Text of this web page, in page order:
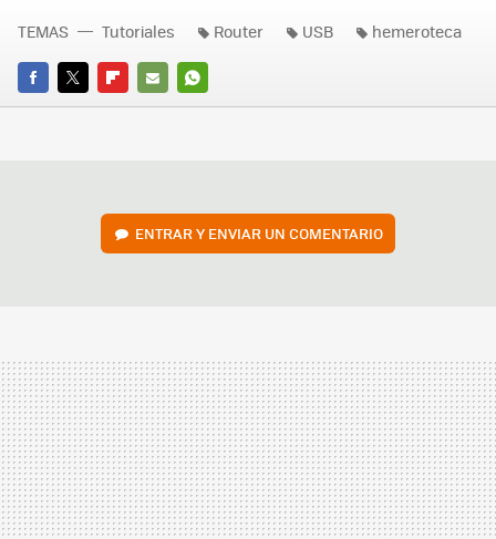
FACEBOOK
TWITTERFLIPBOARD
E-
WHATSAPP
TEMAS Tutoriales Router USB hemeroteca
ENTRAR Y ENVIAR UN COMENTARIO